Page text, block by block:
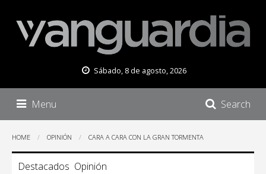
Sábado, 8 de agosto, 2026
Menu Search
HOME OPINIÓN CARA A CARA CON LA GRAN TORMENTA
Destacados Opinión